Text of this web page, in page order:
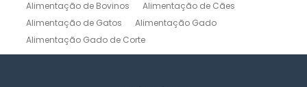
Alimentação de Bovinos
Alimentação de Cães
Alimentação de Gatos
Alimentação Gado
Alimentação Gado de Corte
Alimentação Gado de Leite
Alimentação Natural Cães